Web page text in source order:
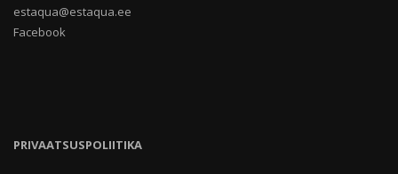
estaqua@estaqua.ee
Facebook
PRIVAATSUSPOLIITIKA